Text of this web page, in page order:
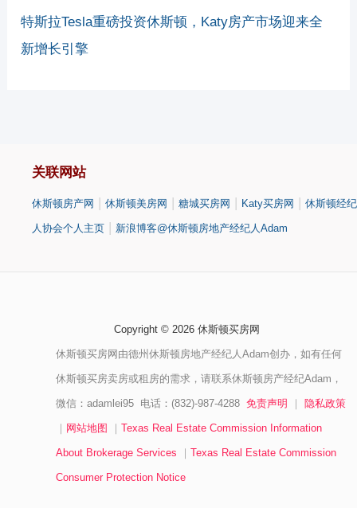
特斯拉Tesla重磅投资休斯顿，Katy房产市场迎来全
新增长引擎
关联网站
休斯顿房产网 休斯顿美房网 糖城买房网 Katy买房网 休斯顿经纪
人协会个人主页 新浪博客@休斯顿房地产经纪人Adam
Copyright © 2026 休斯顿买房网
休斯顿买房网由德州休斯顿房地产经纪人Adam创办，如有任何
休斯顿买房卖房或租房的需求，请联系休斯顿房产经纪Adam，
微信：adamlei95 电话：(832)-987-4288 免责声明 隐私政策
网站地图 Texas Real Estate Commission Information
About Brokerage Services Texas Real Estate Commission
Consumer Protection Notice